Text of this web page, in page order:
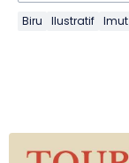
Biru Ilustratif Imut